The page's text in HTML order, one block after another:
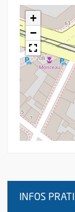
+
−
INFOS